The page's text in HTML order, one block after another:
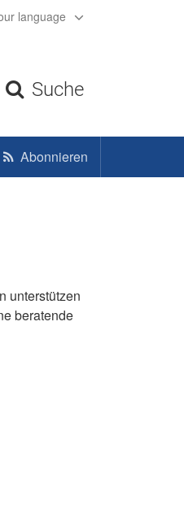
language
Suche
Abonnieren
unterstützen
beratende